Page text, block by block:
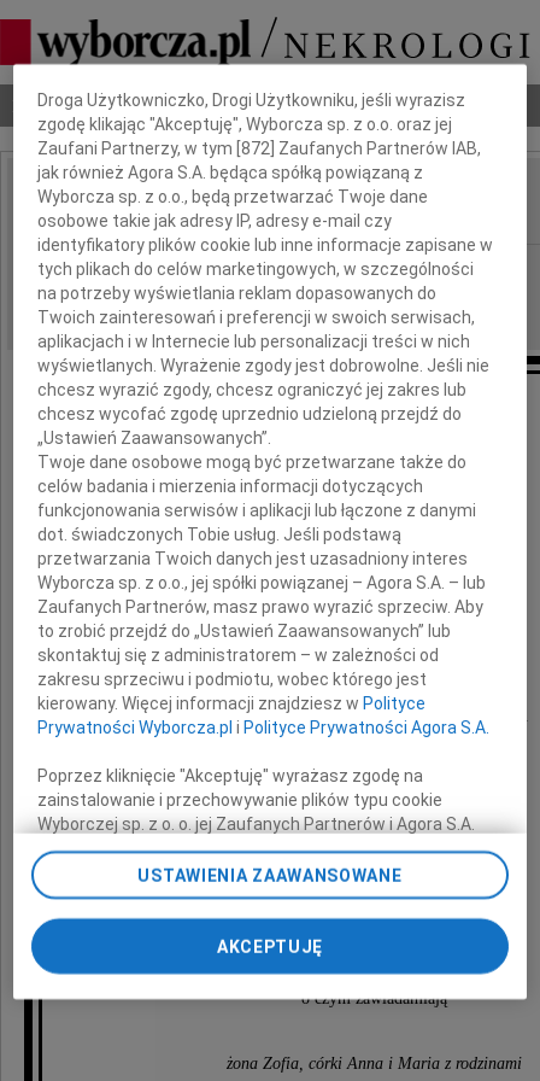
Nekrologi Odeszli Poradnik pogrzebowy
IMIĘ I NAZWISKO: Tadeusz Barański
REGION: Łódź
DATA EMISJI: 07.12.2020
Pogrążeniu w smutku zawiadamiamy,
że w dniu 30 listopada 2020 roku zmarł
Tadeusz Barański
ukochany Mąż, Ojciec, Dziadek i Pradziadek.
Uroczystość pogrzebowa odbędzie się
8 grudnia 2020 roku o godzinie 10.30
na cmentarzu pw. św. Wojciecha
o czym zawiadamiają
żona Zofia, córki Anna i Maria z rodzinami
Dbamy o Twoją prywatność
Droga Użytkowniczko, Drogi Użytkowniku, jeśli wyrazisz
zgodę klikając "Akceptuję", Wyborcza sp. z o.o. oraz jej
Zaufani Partnerzy, w tym [872 ] Zaufanych Partnerów IAB,
jak również Agora S.A. będąca spółką powiązaną z
Wyborcza sp. z o.o., będą przetwarzać Twoje dane
osobowe takie jak adresy IP, adresy e-mail czy
identyfikatory plików cookie lub inne informacje zapisane w
tych plikach do celów marketingowych, w szczególności
na potrzeby wyświetlania reklam dopasowanych do
Twoich zainteresowań i preferencji w swoich serwisach,
aplikacjach i w Internecie lub personalizacji treści w nich
wyświetlanych. Wyrażenie zgody jest dobrowolne. Jeśli nie
chcesz wyrazić zgody, chcesz ograniczyć jej zakres lub
chcesz wycofać zgodę uprzednio udzieloną przejdź do
„Ustawień Zaawansowanych”.
Twoje dane osobowe mogą być przetwarzane także do
celów badania i mierzenia informacji dotyczących
funkcjonowania serwisów i aplikacji lub łączone z danymi
dot. świadczonych Tobie usług. Jeśli podstawą
przetwarzania Twoich danych jest uzasadniony interes
Wyborcza sp. z o.o., jej spółki powiązanej – Agora S.A. – lub
Zaufanych Partnerów, masz prawo wyrazić sprzeciw. Aby
to zrobić przejdź do „Ustawień Zaawansowanych” lub
skontaktuj się z administratorem – w zależności od
zakresu sprzeciwu i podmiotu, wobec którego jest
kierowany. Więcej informacji znajdziesz w Polityce
Prywatności Wyborcza.pl i Polityce Prywatności Agora S.A.
Poprzez kliknięcie "Akceptuję" wyrażasz zgodę na
zainstalowanie i przechowywanie plików typu cookie
Wyborczej sp. z o. o. jej Zaufanych Partnerów i Agora S.A.
na Twoim urządzeniu końcowym. Możesz też w każdej
chwili zmienić swoje preferencje dot. plików cookie,
ponownie wywołując narzędzie do zarządzania Twoimi
preferencjami dot. przetwarzania danych poprzez
odnośnik „Ustawienia prywatności” w stopce serwisu i
przechodząc do sekcji „Ustawienia zaawansowane”.
Zmiana ustawień plików cookie możliwa jest także za
My, nasi Zaufani Partnerzy i Agora S.A. możemy
USTAWIENIA ZAAWANSOWANE
AKCEPTUJĘ